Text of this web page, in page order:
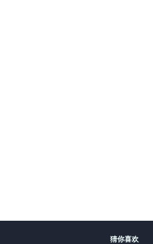
猜你喜欢